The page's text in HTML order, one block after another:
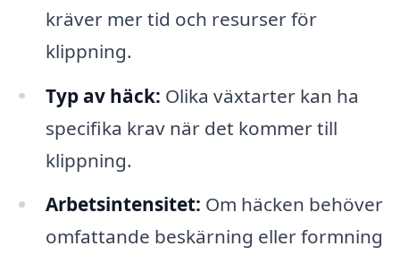
kräver mer tid och resurser för
klippning.
Typ av häck: Olika växtarter kan ha
specifika krav när det kommer till
klippning.
Arbetsintensitet: Om häcken behöver
omfattande beskärning eller formning